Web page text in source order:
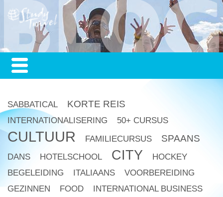
SABBATICAL KORTE REIS
INTERNATIONALISERING 50+ CURSUS
CULTUUR FAMILIECURSUS SPAANS
DANS HOTELSCHOOL CITY
HOCKEY
BEGELEIDING
ITALIAANS
VOORBEREIDING
GEZINNEN
FOOD
INTERNATIONAL BUSINESS